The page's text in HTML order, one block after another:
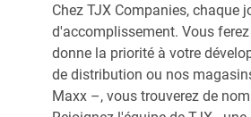
Chez TJX Companies, chaque
d'accomplissement. Vous
donne la priorité à votre
de distribution ou nos
Maxx –, vous trouverez de